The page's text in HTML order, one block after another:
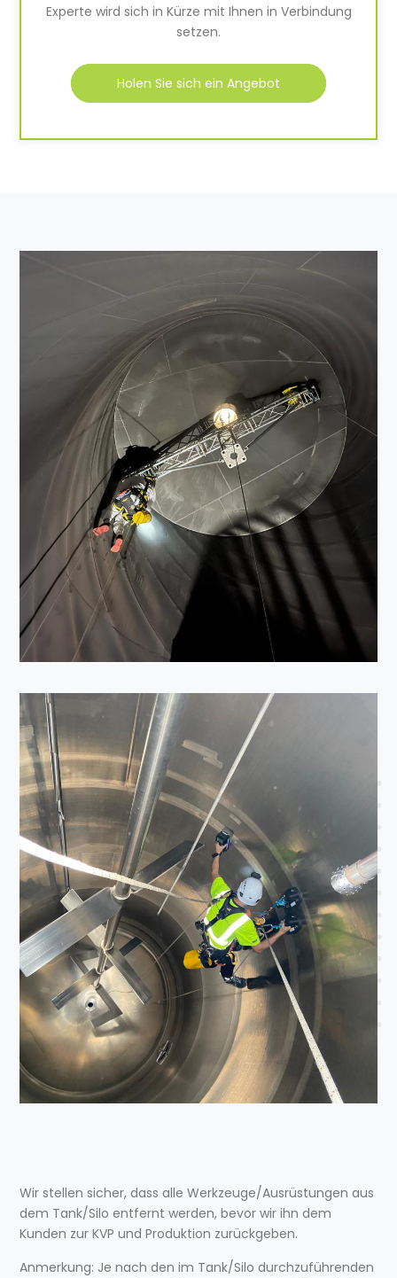
Experte wird sich in Kürze mit Ihnen in Verbindung
setzen.
Holen Sie sich ein Angebot
Wir stellen sicher, dass alle Werkzeuge/Ausrüstungen aus
dem Tank/Silo entfernt werden, bevor wir ihn dem
Kunden zur KVP und Produktion zurückgeben.
Anmerkung: Je nach den im Tank/Silo durchzuführenden